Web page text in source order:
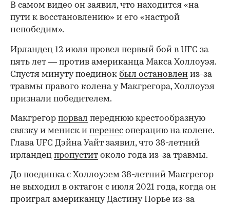
В самом видео он заявил, что находится «на
пути к восстановлению» и его «настрой
непобедим».
Ирландец 12 июля провел первый бой в UFC за
пять лет — против американца Макса Холлоуэя.
Спустя минуту поединок был остановлен из-за
травмы правого колена у Макгрегора, Холлоуэя
признали победителем.
Макгрегор порвал переднюю крестообразную
связку и мениск и перенес операцию на колене.
Глава UFC Дэйна Уайт заявил, что 38-летний
ирландец пропустит около года из-за травмы.
До поединка с Холлоуэем 38-летний Макгрегор
не выходил в октагон с июля 2021 года, когда он
проиграл американцу Дастину Порье из-за